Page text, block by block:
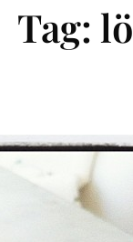
Tag: